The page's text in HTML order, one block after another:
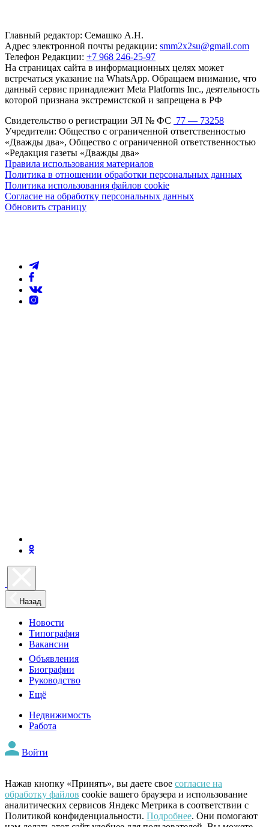
Главный редактор: Семашко А.Н.
Адрес электронной почты редакции: smm2x2su@gmail.com
Телефон Редакции: +7 968 246-25-97
На страницах сайта в информационных целях может
встречаться указание на WhatsApp. Обращаем внимание, что
данный сервис принадлежит Meta Platforms Inc., деятельность
которой признана экстремистской и запрещена в РФ
Свидетельство о регистрации ЭЛ № ФС 77 — 73258
Учредители: Общество с ограниченной ответственностью
«Дважды два», Общество с ограниченной ответственностью
«Редакция газеты «Дважды два»
Правила использования материалов
Политика в отношении обработки персональных данных
Политика использования файлов cookie
Согласие на обработку персональных данных
Обновить страницу
Назад
Новости
Типография
Вакансии
Объявления
Биографии
Руководство
Ещё
Недвижимость
Работа
Войти
Нажав кнопку «Принять», вы даете свое согласие на
обработку файлов cookie вашего браузера и использование
аналитических сервисов Яндекс Метрика в соответствии с
Политикой конфиденциальности. Подробнее. Они помогают